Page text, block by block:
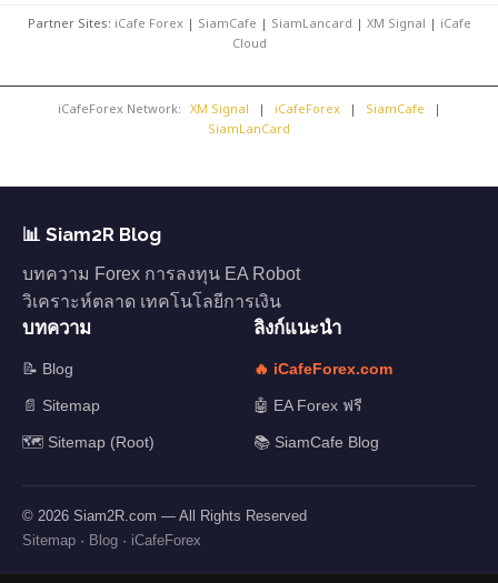
Partner Sites: iCafe Forex| SiamCafe | SiamLancard | XM Signal | iCafe
Cloud
iCafeForex Network: XM Signal | iCafeForex | SiamCafe
|
SiamLanCard
📊 Siam2R Blog
บทความ Forex การลงทุน EA Robot
วิเคราะห์ตลาด เทคโนโลยีการเงิน
บทความ
📝 Blog
📄 Sitemap
🗺️ Sitemap (Root)
ลิงก์แนะนำ
🔥 iCafeForex.com
🤖 EA Forex ฟรี
📚 SiamCafe Blog
© 2026 Siam2R.com — All Rights Reserved
Sitemap · Blog · iCafeForex